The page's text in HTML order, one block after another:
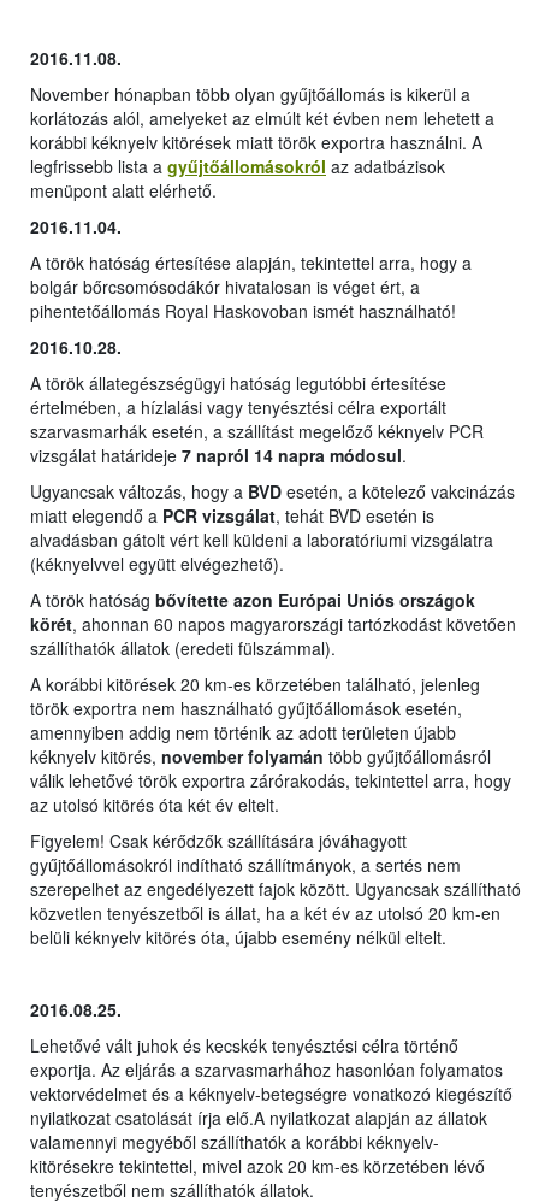
2016.11.08.
November hónapban több olyan gyűjtőállomás is kikerül a
korlátozás alól, amelyeket az elmúlt két évben nem lehetett a
korábbi kéknyelv kitörések miatt török exportra használni. A
legfrissebb lista a gyűjtőállomásokról az adatbázisok
menüpont alatt elérhető.
2016.11.04.
A török hatóság értesítése alapján, tekintettel arra, hogy a
bolgár bőrcsomósodákór hivatalosan is véget ért, a
pihentetőállomás Royal Haskovoban ismét használható!
2016.10.28.
A török állategészségügyi hatóság legutóbbi értesítése
értelmében, a hízlalási vagy tenyésztési célra exportált
szarvasmarhák esetén, a szállítást megelőző kéknyelv PCR
vizsgálat határideje 7 napról 14 napra módosul.
Ugyancsak változás, hogy a BVD esetén, a kötelező vakcinázás
miatt elegendő a PCR vizsgálat, tehát BVD esetén is
alvadásban gátolt vért kell küldeni a laboratóriumi vizsgálatra
(kéknyelvvel együtt elvégezhető).
A török hatóság bővítette azon Európai Uniós országok
körét, ahonnan 60 napos magyarországi tartózkodást követően
szállíthatók állatok (eredeti fülszámmal).
A korábbi kitörések 20 km-es körzetében található, jelenleg
török exportra nem használható gyűjtőállomások esetén,
amennyiben addig nem történik az adott területen újabb
kéknyelv kitörés, november folyamán több gyűjtőállomásról
válik lehetővé török exportra zárórakodás, tekintettel arra, hogy
az utolsó kitörés óta két év eltelt.
Figyelem! Csak kérődzők szállítására jóváhagyott
gyűjtőállomásokról indítható szállítmányok, a sertés nem
szerepelhet az engedélyezett fajok között. Ugyancsak szállítható
közvetlen tenyészetből is állat, ha a két év az utolsó 20 km-en
belüli kéknyelv kitörés óta, újabb esemény nélkül eltelt.
2016.08.25.
Lehetővé vált juhok és kecskék tenyésztési célra történő
exportja. Az eljárás a szarvasmarhához hasonlóan folyamatos
vektorvédelmet és a kéknyelv-betegségre vonatkozó kiegészítő
nyilatkozat csatolását írja elő.A nyilatkozat alapján az állatok
valamennyi megyéből szállíthatók a korábbi kéknyelv-
kitörésekre tekintettel, mivel azok 20 km-es körzetében lévő
tenyészetből nem szállíthatók állatok.